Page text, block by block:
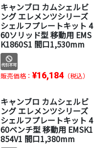
キャンブロ カムシェルビ
ング エレメンツシリーズ
シェルフプレートキット 4
60ソリッド型 移動用 EMS
K1860S1 間口1,530mm
販売価格：¥16,184 （税込）
キャンブロ カムシェルビ
ング エレメンツシリーズ
シェルフプレートキット 4
60ベンチ型 移動用 EMSK1
854V1 間口1,380mm